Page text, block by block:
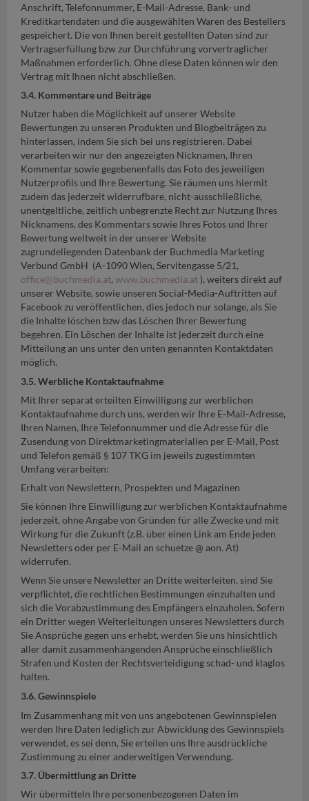
Anschrift, Telefonnummer, E-Mail-Adresse, Bank- und
Kreditkartendaten und die ausgewählten Waren des Bestellers
gespeichert. Die von Ihnen bereit gestellten Daten sind zur
Vertragserfüllung bzw zur Durchführung vorvertraglicher
Maßnahmen erforderlich. Ohne diese Daten können wir den
Vertrag mit Ihnen nicht abschließen.
3.4. Kommentare und Beiträge
Nutzer haben die Möglichkeit auf unserer Website
Bewertungen zu unseren Produkten und Blogbeiträgen zu
hinterlassen, indem Sie sich bei uns registrieren. Dabei
verarbeiten wir nur den angezeigten Nicknamen, Ihren
Kommentar sowie gegebenenfalls das Foto des jeweiligen
Nutzerprofils und Ihre Bewertung. Sie räumen uns hiermit
zudem das jederzeit widerrufbare, nicht-ausschließliche,
unentgeltliche, zeitlich unbegrenzte Recht zur Nutzung Ihres
Nicknamens, des Kommentars sowie Ihres Fotos und Ihrer
Bewertung weltweit in der unserer Website
zugrundeliegenden Datenbank der Buchmedia Marketing
Verbund GmbH (A-1090 Wien, Servitengasse 5/21,
office@buchmedia.at, www.buchmedia.at ), weiters direkt auf
unserer Website, sowie unseren Social-Media-Auftritten auf
Facebook zu veröffentlichen, dies jedoch nur solange, als Sie
die Inhalte löschen bzw das Löschen Ihrer Bewertung
begehren. Ein Löschen der Inhalte ist jederzeit durch eine
Mitteilung an uns unter den unten genannten Kontaktdaten
möglich.
3.5. Werbliche Kontaktaufnahme
Mit Ihrer separat erteilten Einwilligung zur werblichen
Kontaktaufnahme durch uns, werden wir Ihre E-Mail-Adresse,
Ihren Namen, Ihre Telefonnummer und die Adresse für die
Zusendung von Direktmarketingmaterialien per E-Mail, Post
und Telefon gemäß § 107 TKG im jeweils zugestimmten
Umfang verarbeiten:
Erhalt von Newslettern, Prospekten und Magazinen
Sie können Ihre Einwilligung zur werblichen Kontaktaufnahme
jederzeit, ohne Angabe von Gründen für alle Zwecke und mit
Wirkung für die Zukunft (z.B. über einen Link am Ende jeden
Newsletters oder per E-Mail an schuetze @ aon. At)
widerrufen.
Wenn Sie unsere Newsletter an Dritte weiterleiten, sind Sie
verpflichtet, die rechtlichen Bestimmungen einzuhalten und
sich die Vorabzustimmung des Empfängers einzuholen. Sofern
ein Dritter wegen Weiterleitungen unseres Newsletters durch
Sie Ansprüche gegen uns erhebt, werden Sie uns hinsichtlich
aller damit zusammenhängenden Ansprüche einschließlich
Strafen und Kosten der Rechtsverteidigung schad- und klaglos
halten.
3.6. Gewinnspiele
Im Zusammenhang mit von uns angebotenen Gewinnspielen
werden Ihre Daten lediglich zur Abwicklung des Gewinnspiels
verwendet, es sei denn, Sie erteilen uns Ihre ausdrückliche
Zustimmung zu einer anderweitigen Verwendung.
3.7. Übermittlung an Dritte
Wir übermitteln Ihre personenbezogenen Daten im